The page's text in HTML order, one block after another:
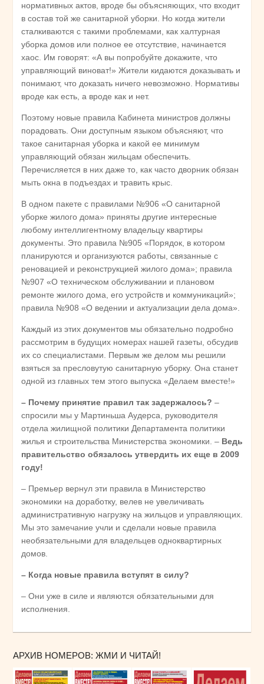
нормативных актов, вроде бы объясняющих, что входит
в состав той же санитарной уборки. Но когда жители
сталкиваются с такими проблемами, как халтурная
уборка домов или полное ее отсутствие, начинается
хаос. Им говорят: «А вы попробуйте докажите, что
управляющий виноват!» Жители кидаются доказывать и
понимают, что доказать ничего невозможно. Нормативы
вроде как есть, а вроде как и нет.
Поэтому новые правила Кабинета министров должны
порадовать. Они доступным языком объясняют, что
такое санитарная уборка и какой ее минимум
управляющий обязан жильцам обеспечить.
Перечисляется в них даже то, как часто дворник обязан
мыть окна в подъездах и травить крыс.
В одном пакете с правилами №906 «О санитарной
уборке жилого дома» приняты другие интересные
любому интеллигентному владельцу квартиры
документы. Это правила №905 «Порядок, в котором
планируются и организуются работы, связанные с
реновацией и реконструкцией жилого дома»; правила
№907 «О техническом обслуживании и плановом
ремонте жилого дома, его устройств и коммуникаций»;
правила №908 «О ведении и актуализации дела дома».
Каждый из этих документов мы обязательно подробно
рассмотрим в будущих номерах нашей газеты, обсудив
их со специалистами. Первым же делом мы решили
взяться за пресловутую санитарную уборку. Она станет
одной из главных тем этого выпуска «Делаем вместе!»
– Почему принятие правил так задержалось? –
спросили мы у Мартиньша Аудерса, руководителя
отдела жилищной политики Департамента политики
жилья и строительства Министерства экономики. – Ведь
правительство обязалось утвердить их еще в 2009
году!
– Премьер вернул эти правила в Министерство
экономики на доработку, велев не увеличивать
административную нагрузку на жильцов и управляющих.
Мы это замечание учли и сделали новые правила
необязательными для владельцев одноквартирных
домов.
– Когда новые правила вступят в силу?
– Они уже в силе и являются обязательными для
исполнения.
АРХИВ НОМЕРОВ: ЖМИ И ЧИТАЙ!